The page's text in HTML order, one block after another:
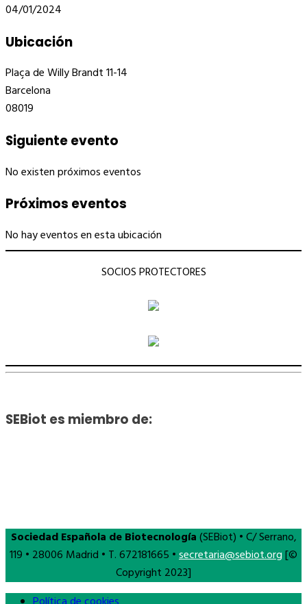
04/01/2024
Ubicación
Plaça de Willy Brandt 11-14
Barcelona
08019
Siguiente evento
No existen próximos eventos
Próximos eventos
No hay eventos en esta ubicación
SOCIOS PROTECTORES
SEBiot es miembro de:
Sociedad Española de Biotecnología(SEBiot) • C/ Serrano,
119 • 28006 Madrid • T. 672181665 •secretaria@sebiot.org[©
Copyright 2023]